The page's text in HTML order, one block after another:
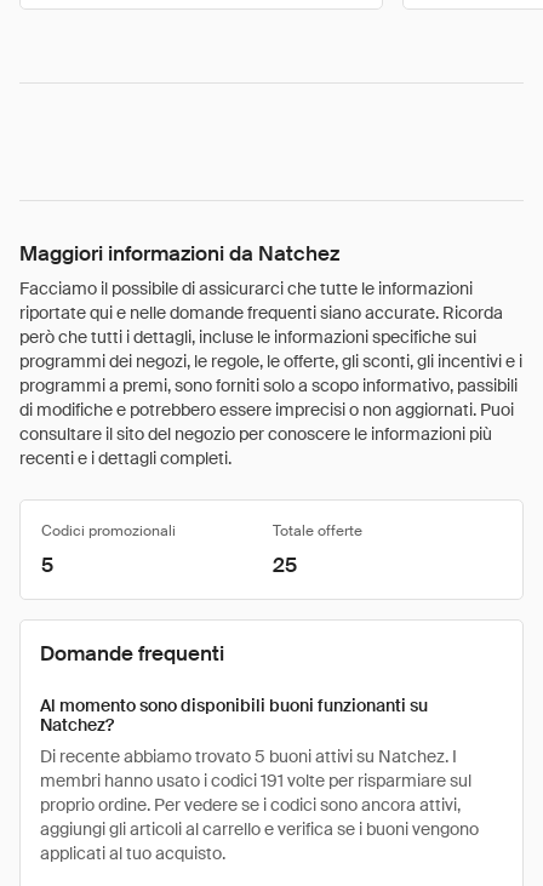
Maggiori informazioni da Natchez
Facciamo il possibile di assicurarci che tutte le informazioni
riportate qui e nelle domande frequenti siano accurate. Ricorda
però che tutti i dettagli, incluse le informazioni specifiche sui
programmi dei negozi, le regole, le offerte, gli sconti, gli incentivi e i
programmi a premi, sono forniti solo a scopo informativo, passibili
di modifiche e potrebbero essere imprecisi o non aggiornati. Puoi
consultare il sito del negozio per conoscere le informazioni più
recenti e i dettagli completi.
Codici promozionali Totale offerte
5 25
Domande frequenti
Al momento sono disponibili buoni funzionanti su
Natchez?
Di recente abbiamo trovato 5 buoni attivi su Natchez. I
membri hanno usato i codici 191 volte per risparmiare sul
proprio ordine. Per vedere se i codici sono ancora attivi,
aggiungi gli articoli al carrello e verifica se i buoni vengono
applicati al tuo acquisto.